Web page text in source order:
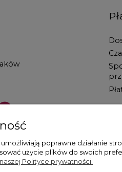
poprawne działanie
użycie plików do swoich
Polityce prywatności.